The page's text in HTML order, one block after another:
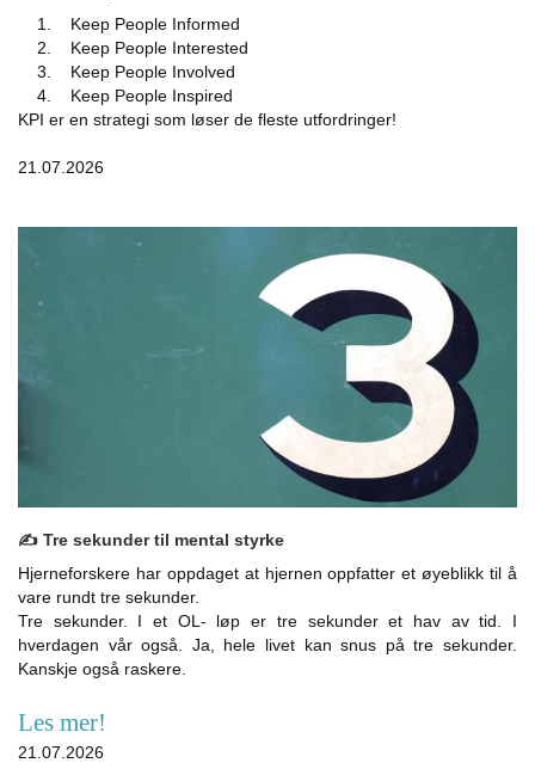
1. Keep People Informed
2. Keep People Interested
3. Keep People Involved
4. Keep People Inspired
KPI er en strategi som løser de fleste utfordringer!
21.07.2026
✍️ Tre sekunder til mental styrke
Hjerneforskere har oppdaget at hjernen oppfatter et øyeblikk til å
vare rundt tre sekunder.
Tre sekunder. I et OL- løp er tre sekunder et hav av tid. I
hverdagen vår også. Ja, hele livet kan snus på tre sekunder.
Kanskje også raskere.
Les mer!
21.07.2026